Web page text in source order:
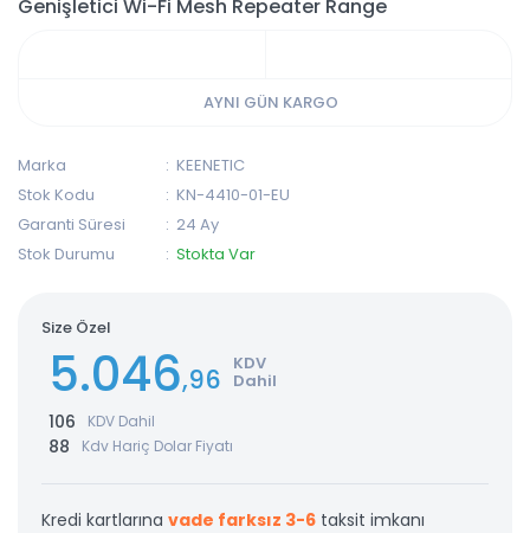
Genişletici Wi-Fi Mesh Repeater Range
AYNI GÜN KARGO
Marka
KEENETIC
Stok Kodu
KN-4410-01-EU
Garanti Süresi
24 Ay
Stok Durumu
Stokta Var
Size Özel
5.046,96 KDV
Dahil
106 KDV Dahil
88 Kdv Hariç Dolar Fiyatı
Kredi kartlarına vade farksız 3-6 taksit imkanı